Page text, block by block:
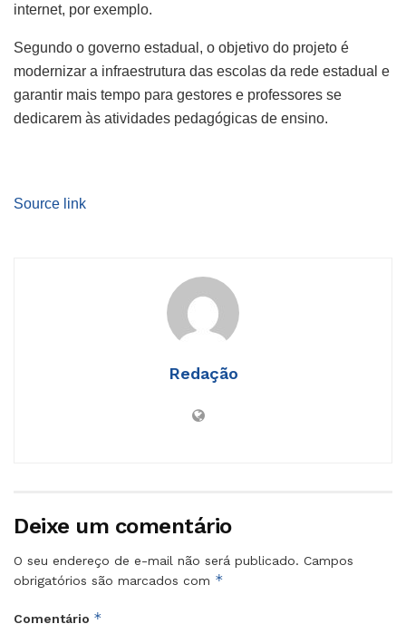
internet, por exemplo.
Segundo o governo estadual, o objetivo do projeto é
modernizar a infraestrutura das escolas da rede estadual e
garantir mais tempo para gestores e professores se
dedicarem às atividades pedagógicas de ensino.
Source link
Redação
Deixe um comentário
O seu endereço de e-mail não será publicado. Campos
obrigatórios são marcados com *
Comentário *